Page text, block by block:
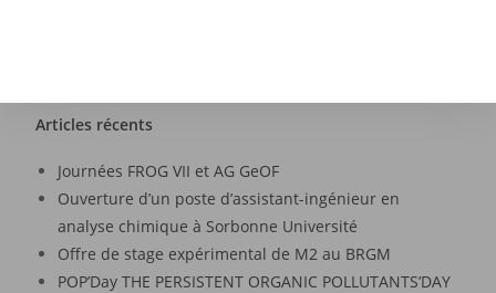
Articles récents
Journées FROG VII et AG GeOF
Ouverture d’un poste d’assistant-ingénieur en
analyse chimique à Sorbonne Université
Offre de stage expérimental de M2 au BRGM
POP’Day THE PERSISTENT ORGANIC POLLUTANTS’DAY